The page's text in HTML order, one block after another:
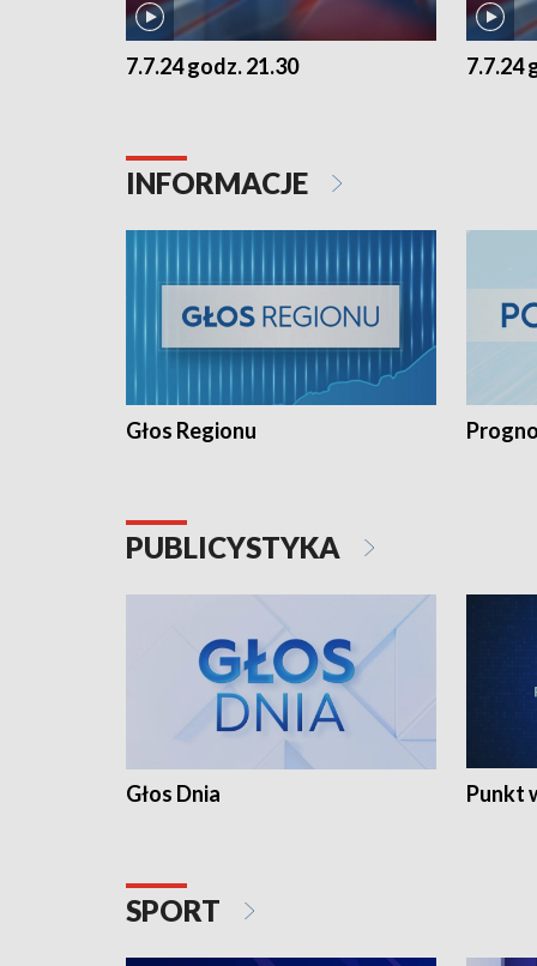
7.7.24 godz. 21.30 7.7.24
INFORMACJE
Głos Regionu
PUBLICYSTYKA
Głos Dnia Punkt
SPORT